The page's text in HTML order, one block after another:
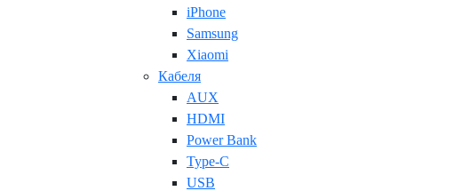
iPhone
Samsung
Xiaomi
Кабеля
AUX
HDMI
Power Bank
Type-C
USB